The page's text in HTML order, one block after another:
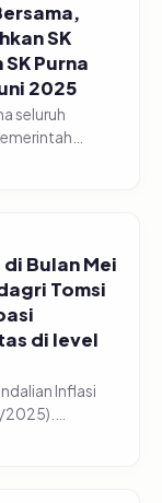
SK
SK Purna
2025
seluruh
Pasuruan,
Bulan Mei
Tomsi
di level
Inflasi
2025).
Dalam